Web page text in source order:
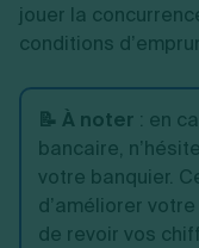
jouer la
conditions
📝 À noter : en
bancaire,
votre banquier.
d’améliorer
de revoir vos